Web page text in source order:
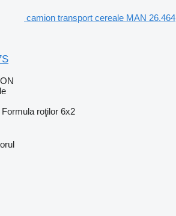
camion transport cereale MAN 26.464
Formula roţilor 6x2